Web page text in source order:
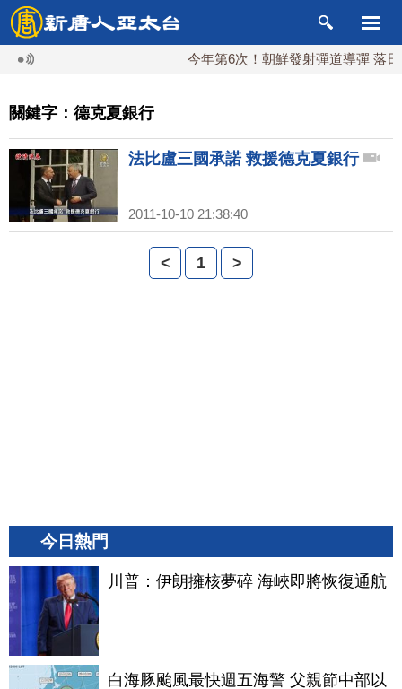
今年第6次！朝鮮發射彈道導彈 落日
關鍵字：德克夏銀行
法比盧三國承諾 救援德克夏銀行
2011-10-10 21:38:40
< 1 >
今日熱門
川普：伊朗擁核夢碎 海峽即將恢復通航
白海豚颱風最快週五海警 父親節中部以